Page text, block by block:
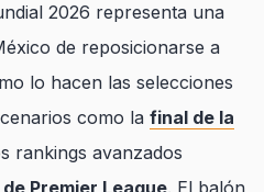
2026 representa una
de reposicionarse a
lo hacen las selecciones
como la final de la
rankings avanzados